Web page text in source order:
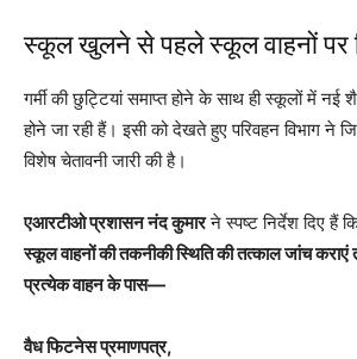
स्कूल खुलने से पहले स्कूल वाहनों पर
गर्मी की छुट्टियां समाप्त होने के साथ ही स्कूलों में नई
होने जा रही हैं। इसी को देखते हुए परिवहन विभाग ने
विशेष चेतावनी जारी की है।
एआरटीओ प्रशासन नंद कुमारने स्पष्ट निर्देश दिए हैं
स्कूल वाहनों की तकनीकी स्थिति की तत्काल जांच
प्रत्येक वाहन के पास—
वैध फिटनेस प्रमाणपत्र,